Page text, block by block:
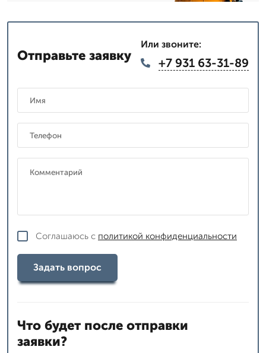
Отправьте заявку
Или звоните:
+7 931 63-31-89
Соглашаюсь с политикой конфиденциальности
Задать вопрос
Что будет после отправки
заявки?